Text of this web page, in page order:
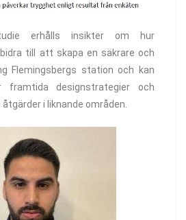
erhålls insikter om hur
till att skapa en säkrare och
Flemingsbergs station och kan
designstrategier och
i liknande områden.